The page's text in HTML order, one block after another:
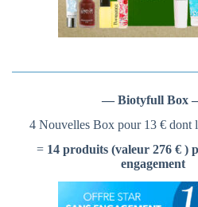
— Biotyfull Box
4 Nouvelles Box pour 13 € dont
= 14 produits (valeur 276 € )
engagement